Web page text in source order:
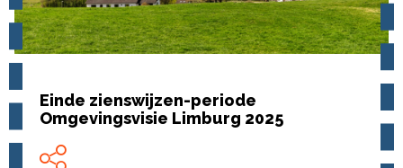
Einde zienswijzen-periode
Omgevingsvisie Limburg 2025